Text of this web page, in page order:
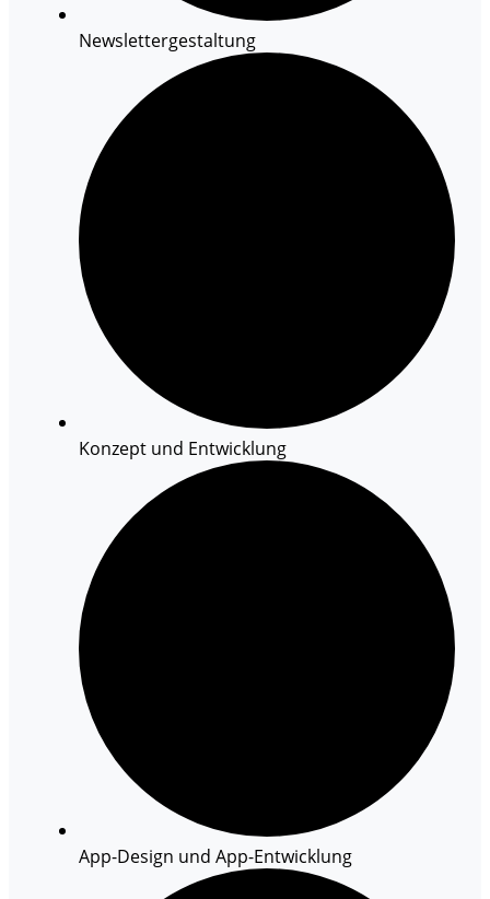
Newslettergestaltung
Konzept und Entwicklung
App-Design und App-Entwicklung